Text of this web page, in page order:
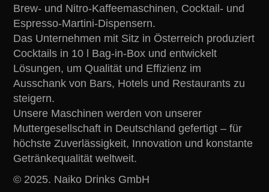
Brew- und Nitro-Kaffeemaschinen, Cocktail- und
Espresso-Martini-Dispensern.
Das Unternehmen mit Sitz in Österreich produziert
Cocktails in 10 l Bag-in-Box und entwickelt
Lösungen, um Qualität und Effizienz im
Ausschank von Bars, Hotels und Restaurants zu
steigern.
Unsere Maschinen werden von unserer
Muttergesellschaft in Deutschland gefertigt – für
höchste Zuverlässigkeit, Innovation und konstante
Getränkequalität weltweit.
© 2025. Naiko Drinks GmbH